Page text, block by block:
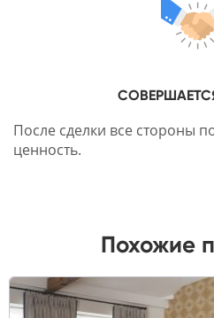
После сделки все стороны
ценность.
Похожие